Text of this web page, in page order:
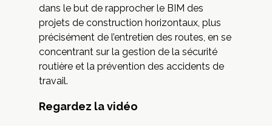
dans le but de rapprocher le BIM des
projets de construction horizontaux, plus
précisément de l’entretien des routes, en se
concentrant sur la gestion de la sécurité
routière et la prévention des accidents de
travail.
Regardez la vidéo